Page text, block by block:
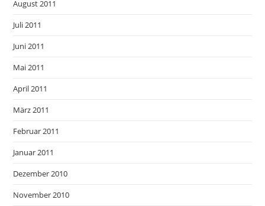
August 2011
Juli 2011
Juni 2011
Mai 2011
April 2011
März 2011
Februar 2011
Januar 2011
Dezember 2010
November 2010